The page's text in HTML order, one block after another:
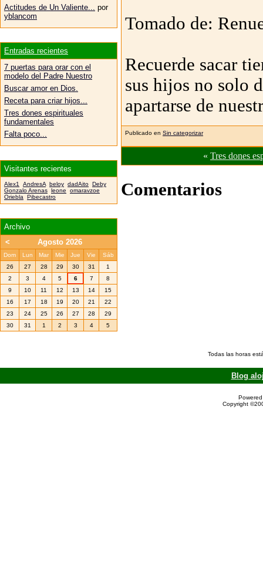
Tomado de:
Recuerde sacar
sus hijos no solo
apartarse de
Publicado en Sin categorizar
« Tres dones
Comentarios
Actitudes de Un Valiente...
por
yblancom
Entradas recientes
7 puertas para orar con el
modelo del Padre Nuestro
Buscar amor en Dios.
Receta para criar hijos...
Tres dones espirituales
fundamentales
Falta poco...
Visitantes recientes
Alex1 AndresA beloy dadAito Deby
Gonzalo Arenas leone
omaravzoe
Oriebla
Pibecastro
Archivo
<
Agosto 2026
Dom Lun Mar Mie Jue Vie
Sáb
26
27 28 29 30 31
1
2
3 4 5 6 7
8
9
10 11 12 13 14
15
16
17 18 19 20 21
22
23
24 25 26 27 28
29
30
31 1 2 3 4 5
Todas las horas
Blog
Copyright